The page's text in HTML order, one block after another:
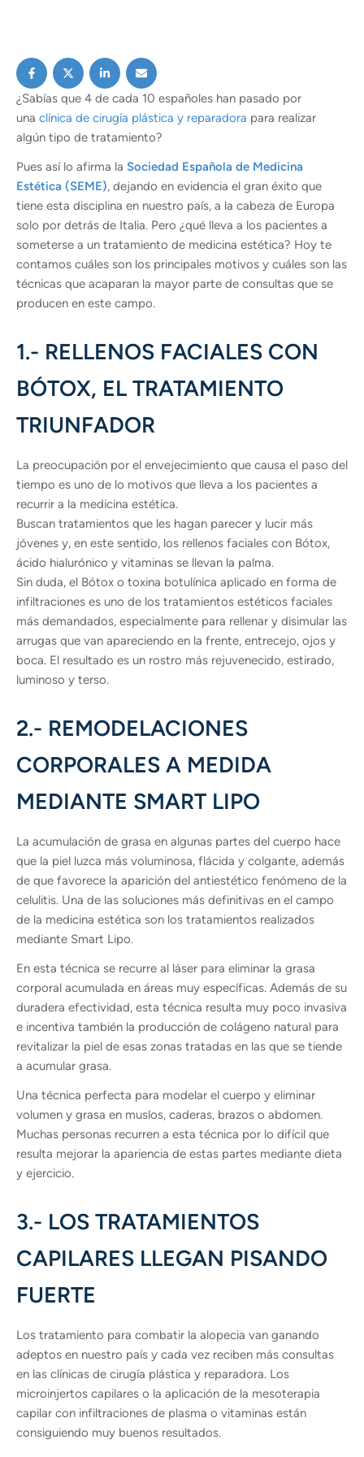
¿Sabías que 4 de cada 10 españoles han pasado por
una clínica de cirugía plástica y reparadora para realizar
algún tipo de tratamiento?
Pues así lo afirma la Sociedad Española de Medicina
Estética (SEME), dejando en evidencia el gran éxito que
tiene esta disciplina en nuestro país, a la cabeza de Europa
solo por detrás de Italia. Pero ¿qué lleva a los pacientes a
someterse a un tratamiento de medicina estética? Hoy te
contamos cuáles son los principales motivos y cuáles son las
técnicas que acaparan la mayor parte de consultas que se
producen en este campo.
1.- RELLENOS FACIALES CON
BÓTOX, EL TRATAMIENTO
TRIUNFADOR
La preocupación por el envejecimiento que causa el paso del
tiempo es uno de lo motivos que lleva a los pacientes a
recurrir a la medicina estética.
Buscan tratamientos que les hagan parecer y lucir más
jóvenes y, en este sentido, los rellenos faciales con Bótox,
ácido hialurónico y vitaminas se llevan la palma.
Sin duda, el Bótox o toxina botulínica aplicado en forma de
infiltraciones es uno de los tratamientos estéticos faciales
más demandados, especialmente para rellenar y disimular las
arrugas que van apareciendo en la frente, entrecejo, ojos y
boca. El resultado es un rostro más rejuvenecido, estirado,
luminoso y terso.
2.- REMODELACIONES
CORPORALES A MEDIDA
MEDIANTE SMART LIPO
La acumulación de grasa en algunas partes del cuerpo hace
que la piel luzca más voluminosa, flácida y colgante, además
de que favorece la aparición del antiestético fenómeno de la
celulitis. Una de las soluciones más definitivas en el campo
de la medicina estética son los tratamientos realizados
mediante Smart Lipo.
En esta técnica se recurre al láser para eliminar la grasa
corporal acumulada en áreas muy específicas. Además de su
duradera efectividad, esta técnica resulta muy poco invasiva
e incentiva también la producción de colágeno natural para
revitalizar la piel de esas zonas tratadas en las que se tiende
a acumular grasa.
Una técnica perfecta para modelar el cuerpo y eliminar
volumen y grasa en muslos, caderas, brazos o abdomen.
Muchas personas recurren a esta técnica por lo difícil que
resulta mejorar la apariencia de estas partes mediante dieta
y ejercicio.
3.- LOS TRATAMIENTOS
CAPILARES LLEGAN PISANDO
FUERTE
Los tratamiento para combatir la alopecia van ganando
adeptos en nuestro país y cada vez reciben más consultas
en las clínicas de cirugía plástica y reparadora. Los
microinjertos capilares o la aplicación de la mesoterapia
capilar con infiltraciones de plasma o vitaminas están
consiguiendo muy buenos resultados.